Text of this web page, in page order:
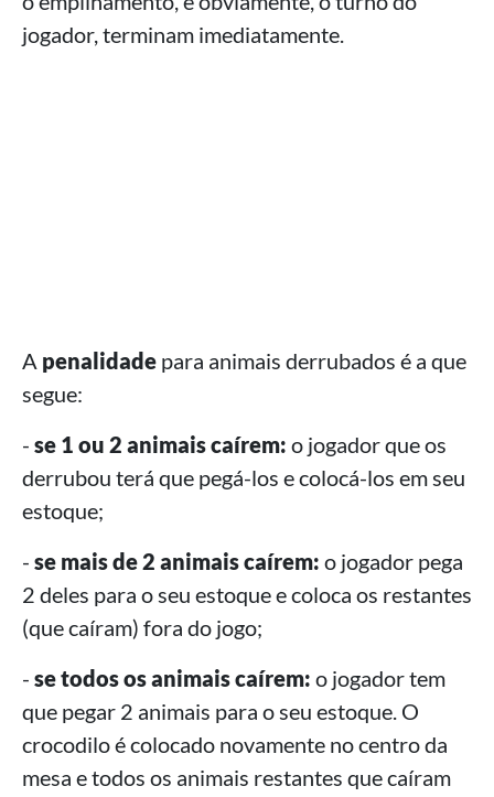
jogador, terminam imediatamente.
A penalidade para animais derrubados é a que
segue:
- se 1 ou 2 animais caírem: o jogador que os
derrubou terá que pegá-los e colocá-los em seu
estoque;
- se mais de 2 animais caírem: o jogador pega
2 deles para o seu estoque e coloca os restantes
(que caíram) fora do jogo;
- se todos os animais caírem: o jogador tem
que pegar 2 animais para o seu estoque. O
crocodilo é colocado novamente no centro da
mesa e todos os animais restantes que caíram